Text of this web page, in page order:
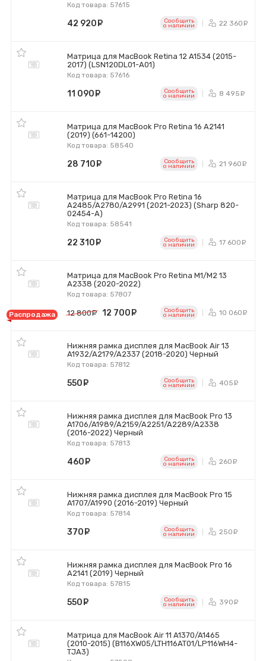
Код товара: 57615
42 920 Сообщить
o наличии 22 360
Матрица для MacBook Retina 12 A1534 (2015-
2017) (LSN120DL01-A01)
Код товара: 57616
11 090 Сообщить
o наличии 8 495
Матрица для MacBook Pro Retina 16 A2141
(2019) (661-14200)
Код товара: 58540
28 710 Сообщить
o наличии 21 960
Матрица для MacBook Pro Retina 16
A2485/A2780/A2991 (2021-2023) (Sharp 820-
02454-A)
Код товара: 58541
22 310 Сообщить
o наличии 17 600
Матрица для MacBook Pro Retina M1/M2 13
A2338 (2020-2022)
Код товара: 57807
Распродажа 12 800 руб.
12 700 руб.
Сообщить
o наличии 10 060
Нижняя рамка дисплея для MacBook Air 13
A1932/A2179/A2337 (2018-2020) Черный
Код товара: 57812
550 Сообщить
o наличии 405
Нижняя рамка дисплея для MacBook Pro 13
A1706/A1989/A2159/A2251/A2289/A2338
(2016-2022) Черный
Код товара: 57813
460 Сообщить
o наличии 260
Нижняя рамка дисплея для MacBook Pro 15
A1707/A1990 (2016-2019) Черный
Код товара: 57814
370 Сообщить
o наличии 250
Нижняя рамка дисплея для MacBook Pro 16
A2141 (2019) Черный
Код товара: 57815
550 Сообщить
o наличии 390
Матрица для MacBook Air 11 A1370/A1465
(2010-2015) (B116XW05/LTH116AT01/LP116WH4-
TJA3)